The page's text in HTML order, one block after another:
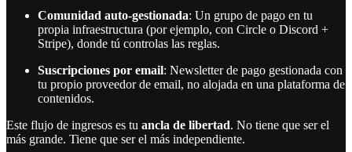
Comunidad auto-gestionada: Un grupo de pago en tu
propia infraestructura (por ejemplo, con Circle o Discord +
Stripe), donde tú controlas las reglas.
Suscripciones por email: Newsletter de pago gestionada con
tu propio proveedor de email, no alojada en una plataforma de
contenidos.
Este flujo de ingresos es tu ancla de libertad. No tiene que ser el
más grande. Tiene que ser el más independiente.